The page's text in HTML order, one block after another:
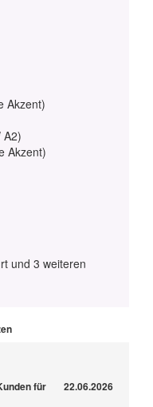
Akzent)
A2)
Akzent)
und 3 weiteren
für
22.06.2026